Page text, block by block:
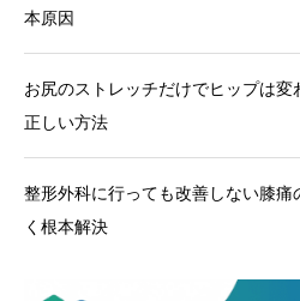
本原因
お尻のストレッチだけでヒップは
正しい方法
整形外科に行っても改善しない膝
く根本解決